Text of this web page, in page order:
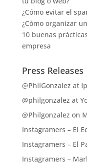
¿Cómo evitar el
¿Cómo organizar
10 buenas
empresa
Press Releases
@PhilGonzalez at
@philgonzalez at
@Philgonzalez on
Instagramers – El
Instagramers – El
Instagramers –